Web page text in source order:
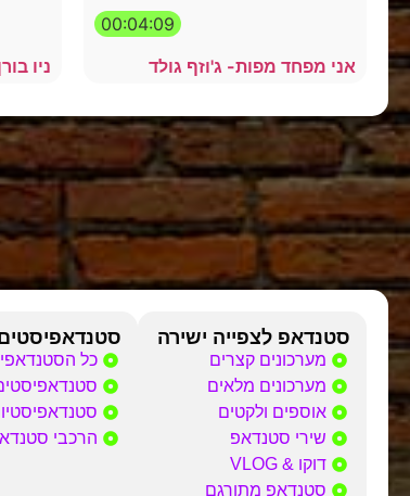
00:04:09
אני מפחד מפות- ג'וזף גולד
ניו
סטנדאפ לצפייה ישירה
מערכונים קצרים
מערכונים מלאים
אוספים ולקטים
שירי סטנדאפ
דוקו & VLOG
סטנדאפ מתורגם
כל
הרכבי